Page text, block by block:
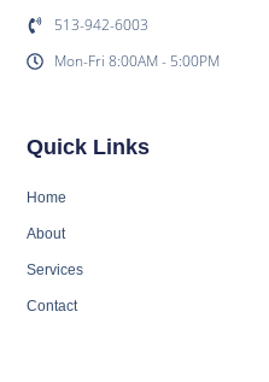
Quick Links
Home
About
Services
Contact
513-942-6003
Mon-Fri 8:00AM - 5:00PM